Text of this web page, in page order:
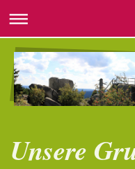
Unsere